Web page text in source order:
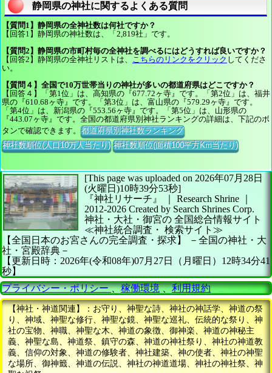
静岡県の神社に関するよくある質問
【質問1】静岡県の全神社数は何社ですか？
【回答1】静岡県の神社数は、「2,819社」です。
【質問2】静岡県の市町村毎の全神社を調べるにはどうすれば良いですか？
【回答2】静岡県の全神社リストは、 こちらのリンクをクリック してくださ
い。
【質問４】全国で10万世帯当りの神社が多いの都道府県はどこですか？
【回答４】「第1位」は、高知県の『677.72ヶ寺』です。「第2位」は、福井
県の『610.68ヶ寺』です。「第3位」は、富山県の『579.29ヶ寺』です。
「第4位」は、新潟県の『553.56ヶ寺』です。「第5位」は、山形県の
『443.07ヶ寺』です。全国の都道府県別神社ランキングの詳細は、下記のボ
タンで確認できます。都道府県別神社数ランキング
神社数順位(人口10万人当たり) 神社数順位(面積100平方Km当たり)
[This page was uploaded on 2026年07月28日
(火曜日)10時39分53秒]
『神社リサーチ』 ｜ Research Shrine
2012-2026 Created by Search Shrines Corp.
神社・大社・御宮の 全国総合情報サイト
≪神社統合調査・ 検索サイト≫
【全国日本のお宮さんの完全調査・探求】
－全国の神社・大
社・宮殿辞典－
【更新日時：2026年(令和08年)07月27日（月曜日）12時34分41
秒】
プライバシー・ポリシー、稼働環境、利用規約
【神社・神道関連】：お守り、神聖な詩、神社の神話学、神道の祭
り、神域、神聖な修行、神聖な鏡、神聖な巡礼、伝統的な祭り、神
社の宝物、神職、神聖な木、神道の象徴、御神楽、神道の神秘主
義、神聖な島、神道祭、鎮守の森、神道の神社祭り、神社の神道教
義、信仰の対象、神道の修験者、神社建築、神の使者、神社の神聖
な場所、御神籤、神道の伝説、神社の神道道場、神社の神社祭、神